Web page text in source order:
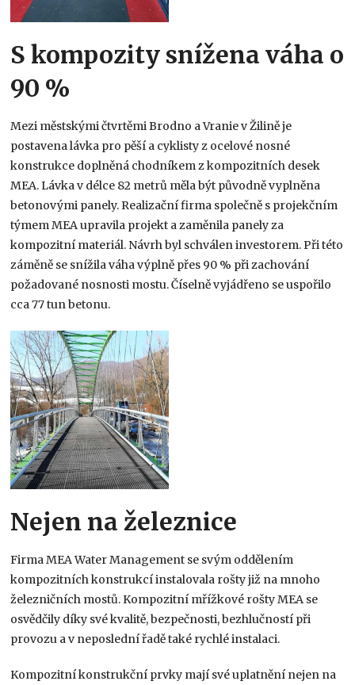
S kompozity snížena váha o
90 %
Mezi městskými čtvrtěmi Brodno a Vranie v Žilině je
postavena lávka pro pěší a cyklisty z ocelové nosné
konstrukce doplněná chodníkem z kompozitních desek
MEA. Lávka v délce 82 metrů měla být původně vyplněna
betonovými panely. Realizační firma společně s projekčním
týmem MEA upravila projekt a zaměnila panely za
kompozitní materiál. Návrh byl schválen investorem. Při této
záměně se snížila váha výplně přes 90 % při zachování
požadované nosnosti mostu. Číselně vyjádřeno se uspořilo
cca 77 tun betonu.
Nejen na železnice
Firma MEA Water Management se svým oddělením
kompozitních konstrukcí instalovala rošty již na mnoho
železničních mostů. Kompozitní mřížkové rošty MEA se
osvědčily díky své kvalitě, bezpečnosti, bezhlučností při
provozu a v neposlední řadě také rychlé instalaci.
Kompozitní konstrukční prvky mají své uplatnění nejen na